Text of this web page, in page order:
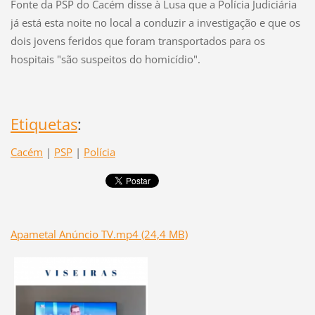
Fonte da PSP do Cacém disse à Lusa que a Polícia Judiciária
já está esta noite no local a conduzir a investigação e que os
dois jovens feridos que foram transportados para os
hospitais "são suspeitos do homicídio".
Etiquetas:
Cacém | PSP | Polícia
Apametal Anúncio TV.mp4 (24,4 MB)